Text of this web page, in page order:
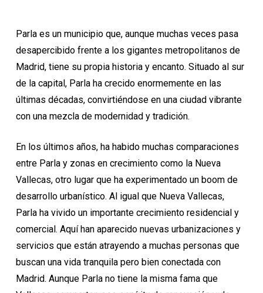
Parla es un municipio que, aunque muchas veces pasa
desapercibido frente a los gigantes metropolitanos de
Madrid, tiene su propia historia y encanto. Situado al sur
de la capital, Parla ha crecido enormemente en las
últimas décadas, convirtiéndose en una ciudad vibrante
con una mezcla de modernidad y tradición.
En los últimos años, ha habido muchas comparaciones
entre Parla y zonas en crecimiento como la Nueva
Vallecas, otro lugar que ha experimentado un boom de
desarrollo urbanístico. Al igual que Nueva Vallecas,
Parla ha vivido un importante crecimiento residencial y
comercial. Aquí han aparecido nuevas urbanizaciones y
servicios que están atrayendo a muchas personas que
buscan una vida tranquila pero bien conectada con
Madrid. Aunque Parla no tiene la misma fama que